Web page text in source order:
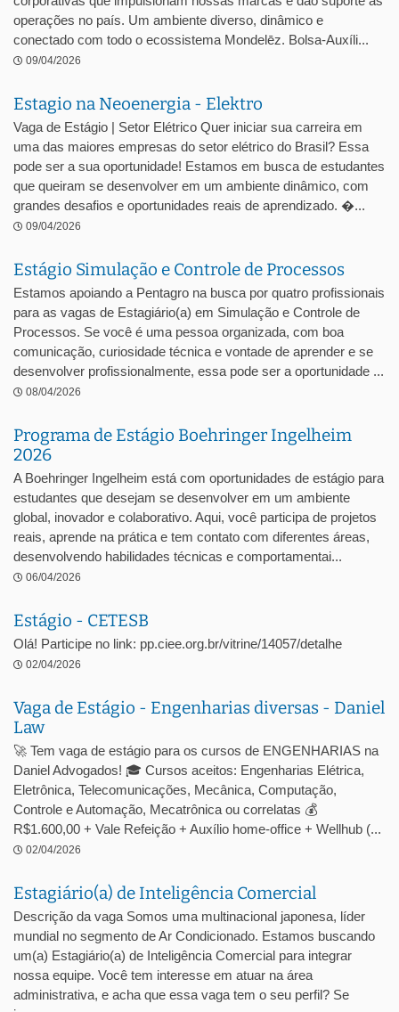
operações no país. Um ambiente diverso, dinâmico e
conectado com todo o ecossistema Mondelēz. Bolsa-Auxíli...
09/04/2026
Estagio na Neoenergia - Elektro
Vaga de Estágio | Setor Elétrico Quer iniciar sua carreira em
uma das maiores empresas do setor elétrico do Brasil? Essa
pode ser a sua oportunidade! Estamos em busca de estudantes
que queiram se desenvolver em um ambiente dinâmico, com
grandes desafios e oportunidades reais de aprendizado. �...
09/04/2026
Estágio Simulação e Controle de Processos
Estamos apoiando a Pentagro na busca por quatro profissionais
para as vagas de Estagiário(a) em Simulação e Controle de
Processos. Se você é uma pessoa organizada, com boa
comunicação, curiosidade técnica e vontade de aprender e se
desenvolver profissionalmente, essa pode ser a oportunidade ...
08/04/2026
Programa de Estágio Boehringer Ingelheim
2026
A Boehringer Ingelheim está com oportunidades de estágio para
estudantes que desejam se desenvolver em um ambiente
global, inovador e colaborativo. Aqui, você participa de projetos
reais, aprende na prática e tem contato com diferentes áreas,
desenvolvendo habilidades técnicas e comportamentai...
06/04/2026
Estágio - CETESB
Olá! Participe no link: pp.ciee.org.br/vitrine/14057/detalhe
02/04/2026
Vaga de Estágio - Engenharias diversas - Daniel
Law
🚀 Tem vaga de estágio para os cursos de ENGENHARIAS na
Daniel Advogados! 🎓 Cursos aceitos: Engenharias Elétrica,
Eletrônica, Telecomunicações, Mecânica, Computação,
Controle e Automação, Mecatrônica ou correlatas 💰
R$1.600,00 + Vale Refeição + Auxílio home-office + Wellhub (...
02/04/2026
Estagiário(a) de Inteligência Comercial
Descrição da vaga Somos uma multinacional japonesa, líder
mundial no segmento de Ar Condicionado. Estamos buscando
um(a) Estagiário(a) de Inteligência Comercial para integrar
nossa equipe. Você tem interesse em atuar na área
administrativa, e acha que essa vaga tem o seu perfil? Se